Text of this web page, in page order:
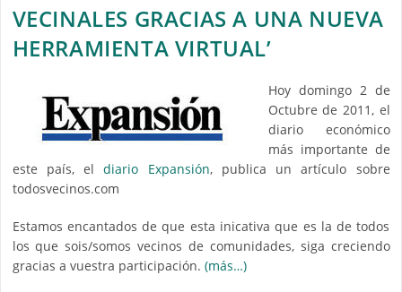
VECINALES GRACIAS A UNA NUEVA
HERRAMIENTA VIRTUAL’
Hoy domingo 2 de
Octubre de 2011, el
diario económico
más importante de
este país, eldiario Expansión, publica un artículo sobre
todosvecinos.com
Estamos encantados de que esta inicativa que es la de todos
los que sois/somos vecinos de comunidades, siga creciendo
gracias a vuestra participación. (más…)